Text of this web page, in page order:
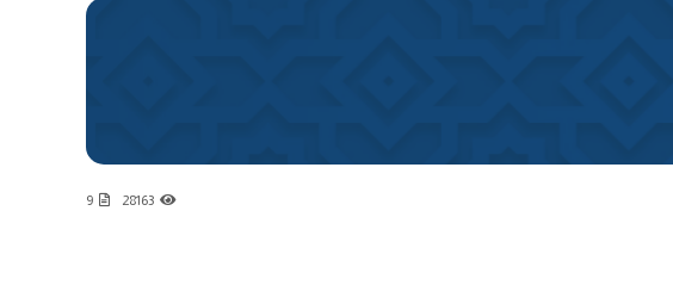
28163
9